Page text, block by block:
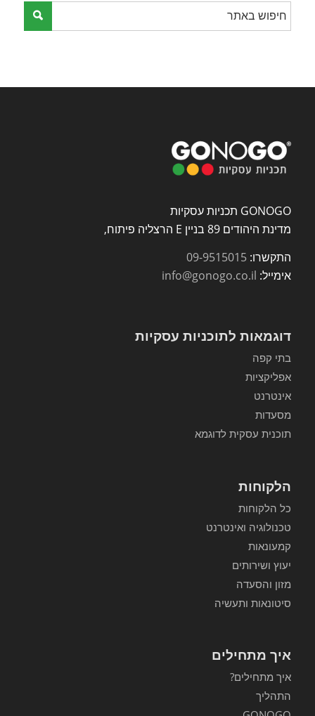
GONOGO תכניות עסקיות
מדינת היהודים 89 בניין E הרצליה פיתוח,
התקשרו: 09-9515015
אימייל: info@gonogo.co.il
דוגמאות לתוכניות עסקיות
בתי קפה
אפליקציות
אינטרנט
מסעדות
תוכנית עסקית לדוגמא
הלקוחות
כל הלקוחות
טכנולוגיה ואינטרנט
קמעונאות
יעוץ ושירותים
מזון והסעדה
סיטונאות ותעשיה
איך מתחילים
איך מתחילים?
התהליך